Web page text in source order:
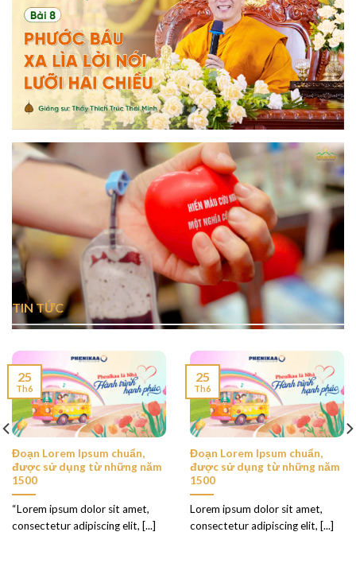
TIN TỨC
Đoạn Lorem Ipsum chuẩn,
được sử dụng từ những năm
1500
“Lorem ipsum dolor sit amet,
consectetur adipiscing elit, [...]
25
Th6
Đoạn Lorem Ipsum chuẩn,
được sử dụng từ những năm
1500
Lorem ipsum dolor sit amet,
consectetur adipiscing elit, [...]
25
Th6